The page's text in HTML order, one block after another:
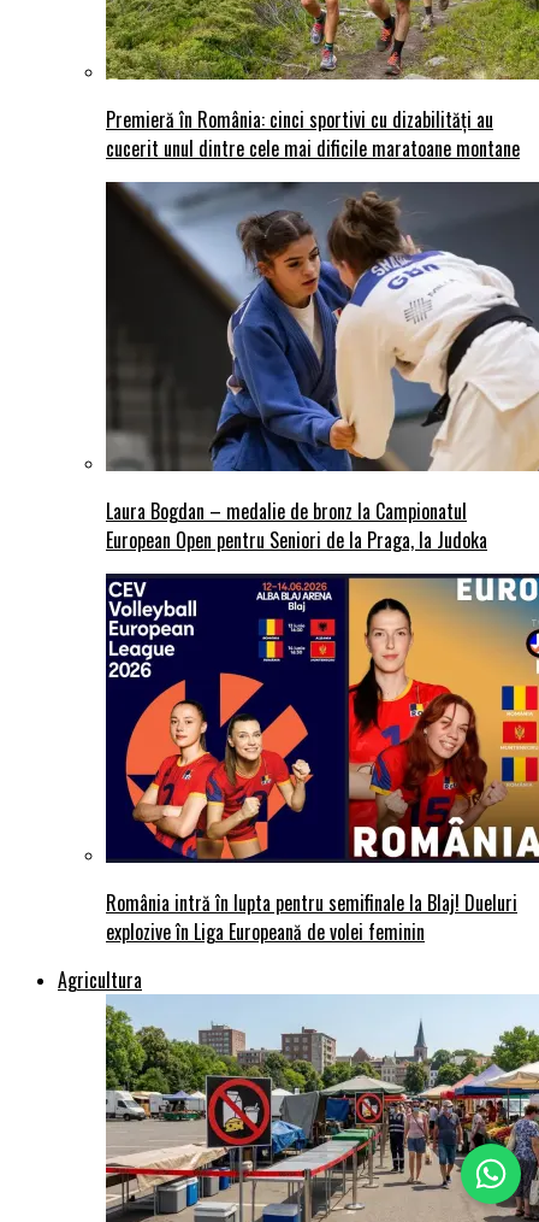
Premieră în România: cinci sportivi cu dizabilități au
cucerit unul dintre cele mai dificile maratoane montane
Laura Bogdan – medalie de bronz la Campionatul
European Open pentru Seniori de la Praga, la Judoka
România intră în lupta pentru semifinale la Blaj! Dueluri
explozive în Liga Europeană de volei feminin
Agricultura